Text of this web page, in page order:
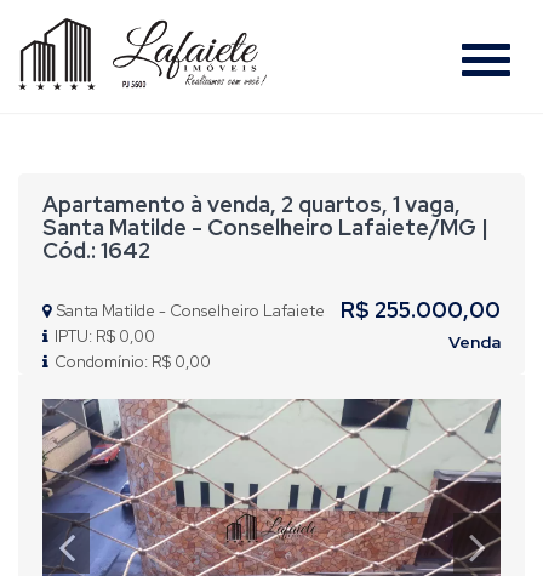
#
Apartamento à venda, 2 quartos, 1 vaga,
Santa Matilde - Conselheiro Lafaiete/MG |
Cód.: 1642
Santa Matilde - Conselheiro Lafaiete
IPTU: R$ 0,00
Condomínio: R$ 0,00
R$ 255.000,00
Venda
Previous